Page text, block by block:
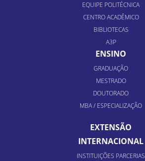
EQUIPE POLITÉCNICA
CENTRO ACADÊMICO
BIBLIOTECAS
A3P
ENSINO
GRADUAÇÃO
MESTRADO
DOUTORADO
MBA / ESPECIALIZAÇÃO
EXTENSÃO
INTERNACIONAL
INSTITUIÇÕES PARCERIAS